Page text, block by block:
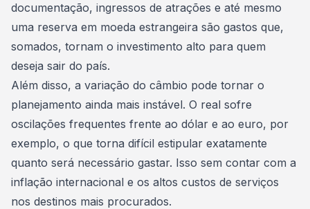
documentação, ingressos de atrações e até mesmo
uma reserva em moeda estrangeira são gastos que,
somados, tornam o investimento alto para quem
deseja sair do país.
Além disso, a variação do câmbio pode tornar o
planejamento ainda mais instável. O real sofre
oscilações frequentes frente ao dólar e ao euro, por
exemplo, o que torna difícil estipular exatamente
quanto será necessário gastar. Isso sem contar com a
inflação internacional e os altos custos de serviços
nos destinos mais procurados.